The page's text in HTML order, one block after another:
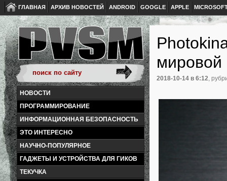
ГЛАВНАЯ АРХИВ НОВОСТЕЙ ANDROID GOOGLE APPLE
НОВОСТИ
ПРОГРАММИРОВАНИЕ
ИНФОРМАЦИОННАЯ БЕЗОПАСНОСТЬ
ЭТО ИНТЕРЕСНО
НАУЧНО-ПОПУЛЯРНОЕ
ГАДЖЕТЫ И УСТРОЙСТВА ДЛЯ ГИКОВ
ТЕКУЧКА
мировой
2018-10-14 в 6:12,